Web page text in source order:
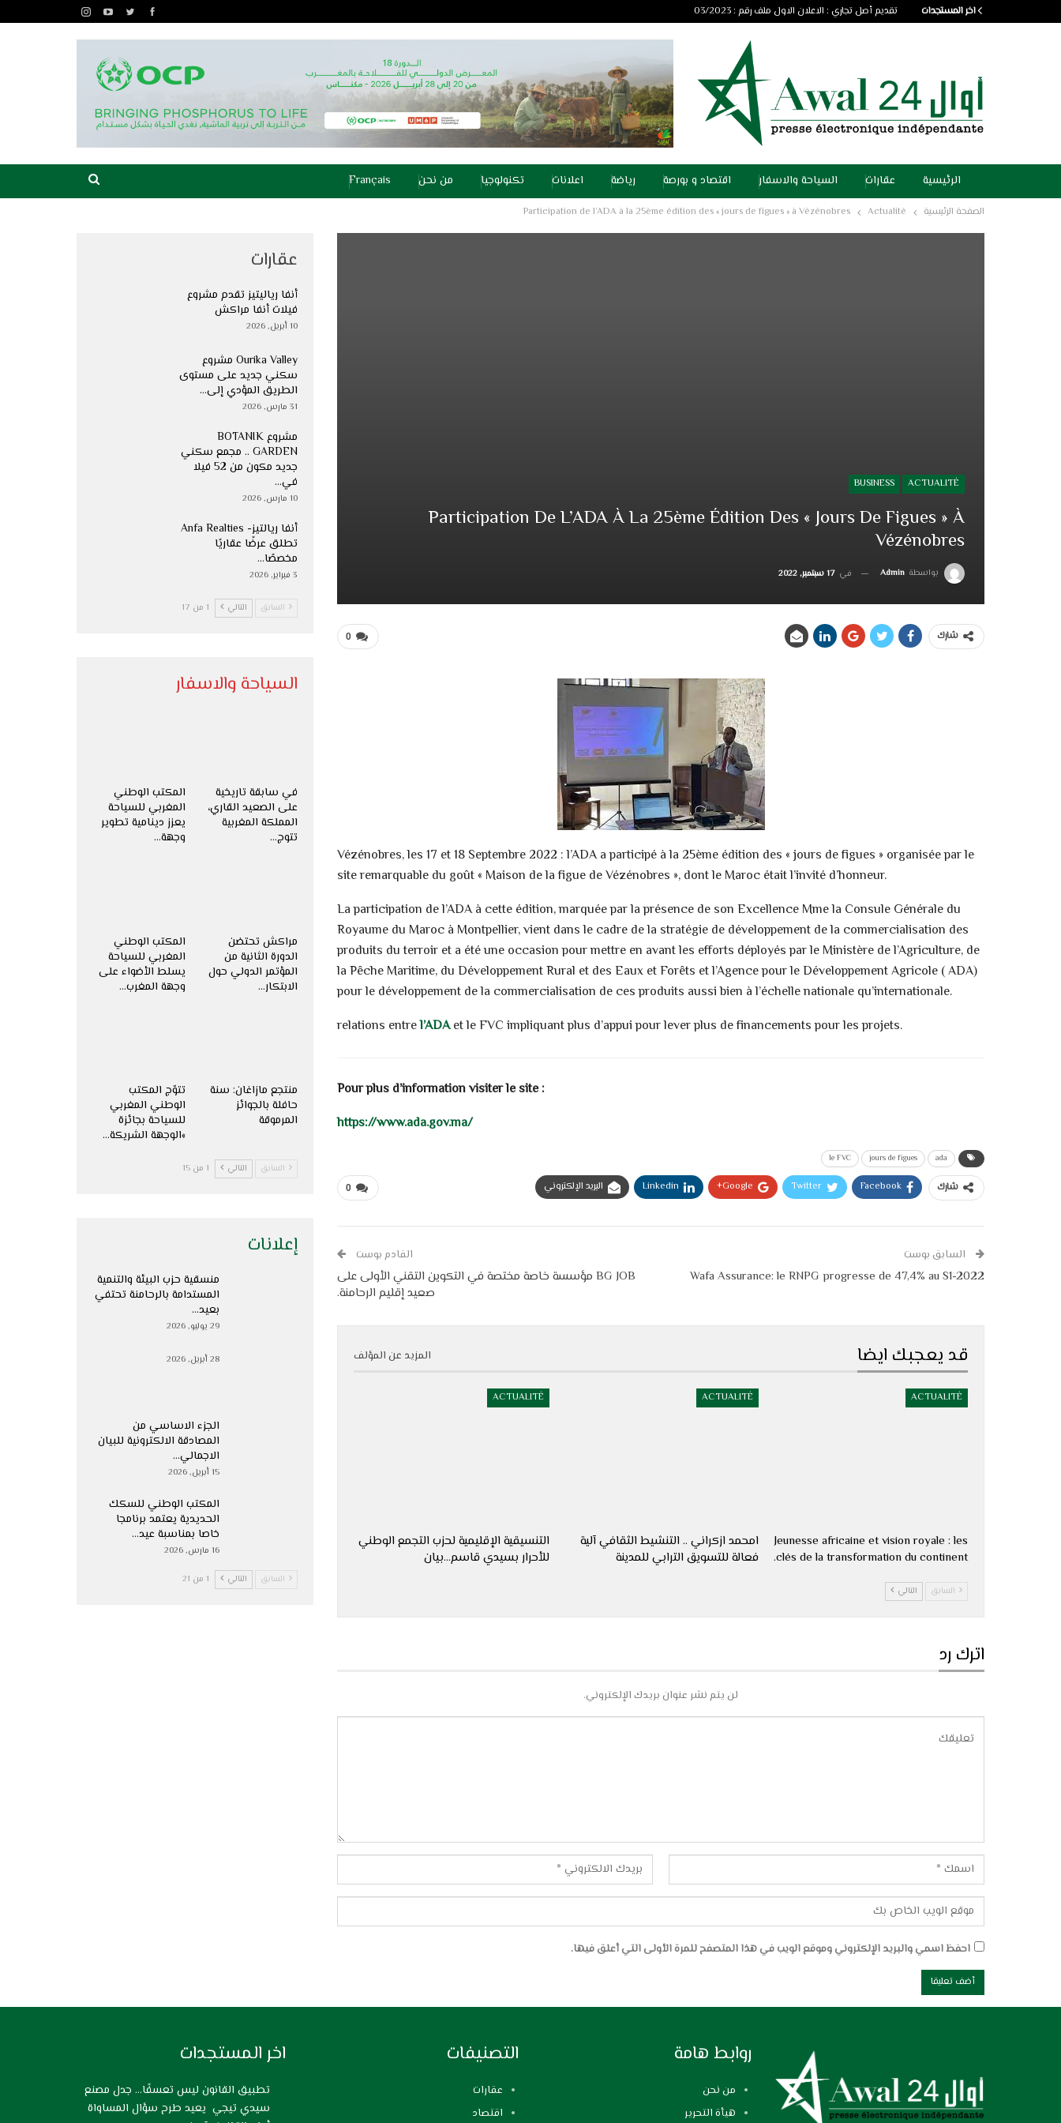
اخر المستجدات تقديم أصل تجاري : الاعلان الاول ملف رقم : 03/2023
الرئيسية عقارات السياحة والاسفار اقتصاد و بورصة رياضة اعلانات تكنولوجيا من نحن Français
الصفحة الرئيسية Actualité
Participation de l’ADA à la 25ème édition des « jours de figues » à Vézénobres
ACTUALITÉ
BUSINESS
Participation De L’ADA À La 25ème Édition Des « Jours De Figues » À
Vézénobres
بواسطة Admin في 17 سبتمبر, 2022
0 شارك
Vézénobres, les 17 et 18 Septembre 2022 : l’ADA a participé à la 25ème édition des « jours de figues » organisée par le
site remarquable du goût « Maison de la figue de Vézénobres », dont le Maroc était l’invité d’honneur.
La participation de l’ADA à cette édition, marquée par la présence de son Excellence Mme la Consule Générale du
Royaume du Maroc à Montpellier, vient dans le cadre de la stratégie de développement de la commercialisation des
produits du terroir et a été une occasion pour mettre en avant les efforts déployés par le Ministère de l’Agriculture, de
la Pêche Maritime, du Développement Rural et des Eaux et Forêts et l’Agence pour le Développement Agricole ( ADA)
pour le développement de la commercialisation de ces produits aussi bien à l’échelle nationale qu’internationale.
relations entrel’ADAet le FVC impliquant plus d’appui pour lever plus de financements pour les projets.
Pour plus d’information visiter le site :
https://www.ada.gov.ma/
ada
jours de figues
le FVC
0 شارك Facebook
Twitter
Google+
Linkedin البريد الإلكتروني
السابق بوست
Wafa Assurance: le RNPG progresse de 47,4% au S1-2022
القادم بوست
BG JOB مؤسسة خاصة مختصة في التكوين التقني الأولى على
صعيد إقليم الرحامنة.
قد يعجبك ايضا المزيد عن المؤلف
ACTUALITÉ
Jeunesse africaine et vision royale : les
clés de la transformation du continent.
ACTUALITÉ
امحمد ازكراني .. التنشيط الثقافي آلية
فعالة للتسويق الترابي للمدينة
ACTUALITÉ
التنسيقية الإقليمية لحزب التجمع الوطني
للأحرار بسيدي قاسم…بيان
السابق التالي
اترك رد
لن يتم نشر عنوان بريدك الإلكتروني.
احفظ اسمي والبريد الإلكتروني وموقع الويب في هذا المتصفح للمرة الأولى التي أعلق فيها.
عقارات
أنفا رياليتيز تقدم مشروع
فيلات أنفا مراكش
10 أبريل, 2026
Ourika Valley مشروع
سكني جديد على مستوى
الطريق المؤدي إلى…
31 مارس, 2026
مشروع BOTANIK
GARDEN .. مجمع سكني
جديد مكون من 52 فيلا
في…
10 مارس, 2026
أنفا ريالتيز- Anfa Realties
تطلق عرضًا عقاريًا
مخصصًا…
3 فبراير, 2026
السابق التالي 1 من 17
السياحة والاسفار
في سابقة تاريخية
على الصعيد القاري،
المملكة المغربية
تتوج…
المكتب الوطني
المغربي للسياحة
يعزز دينامية تطوير
وجهة…
مراكش تحتضن
الدورة الثانية من
المؤتمر الدولي حول
الابتكار…
المكتب الوطني
المغربي للسياحة
يسلط الأضواء على
وجهة المغرب…
منتجع مازاغان: سنة
حافلة بالجوائز
المرموقة
تتوّج المكتب
الوطني المغربي
للسياحة بجائزة
»الوجهة الشريكة…
السابق التالي 1 من 15
إعلانات
منسقية حزب البيئة والتنمية
المستدامة بالرحامنة تحتفي
بعيد…
29 يوليو, 2026
28 أبريل, 2026
الجزء الاساسي من
المصادقة الالكترونية للبيان
الاجمالي…
15 أبريل, 2026
المكتب الوطني للسكك
الحديدية يعتمد برنامجا
خاصا بمناسبة عيد…
16 مارس, 2026
السابق التالي 1 من 21
روابط هامة
من نحن
هيأة التحرير
التصنيفات
عقارات
اقتصاد
اخر المستجدات
تطبيق القانون ليس تعسفًا… جدل مصنع
سيدي تيجي يعيد طرح سؤال المساواة